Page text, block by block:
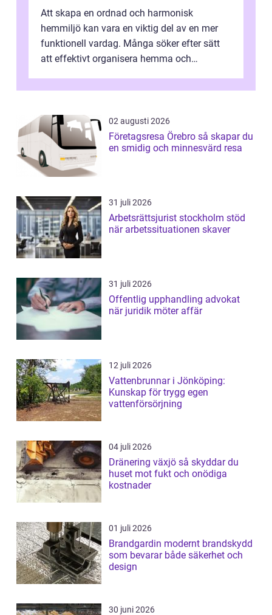
Att skapa en ordnad och harmonisk
hemmiljö kan vara en viktig del av en mer
funktionell vardag. Många söker efter sätt
att effektivt organisera hemma och
02 augusti 2026
Företagsresa Örebro så skapar du
en smidig och minnesvärd resa
31 juli 2026
Arbetsrättsjurist stockholm stöd
när arbetssituationen skaver
31 juli 2026
Offentlig upphandling advokat
när juridik möter affär
12 juli 2026
Vattenbrunnar i Jönköping:
Kunskap för trygg egen
vattenförsörjning
04 juli 2026
Dränering växjö så skyddar du
huset mot fukt och onödiga
kostnader
01 juli 2026
Brandgardin modernt brandskydd
som bevarar både säkerhet och
design
30 juni 2026